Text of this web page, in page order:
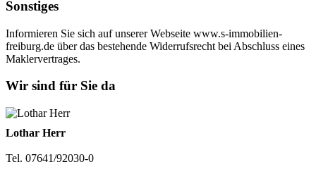
Sonstiges
Informieren Sie sich auf unserer Webseite www.s-immobilien-
freiburg.de über das bestehende Widerrufsrecht bei Abschluss eines
Maklervertrages.
Wir sind für Sie da
Lothar Herr
Tel. 07641/92030-0